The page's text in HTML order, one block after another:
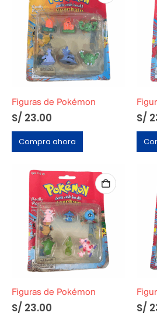
Figuras de Pokémon
S/ 23.00
Compra ahora
S/
Figuras de Pokémon
S/ 23.00 S/